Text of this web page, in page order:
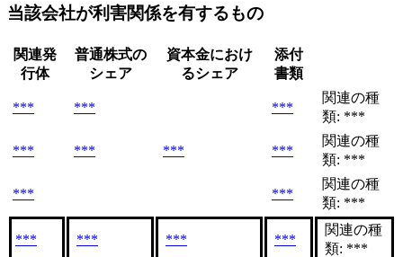
当該会社が利害関係を有するもの
関連発
行体
普通株式の
シェア
資本金におけ
るシェア
添付
書類
*** *** ***
関連の種
類: ***
*** *** *** ***
関連の種
類: ***
*** ***
関連の種
類: ***
*** *** *** ***
関連の種
類: ***